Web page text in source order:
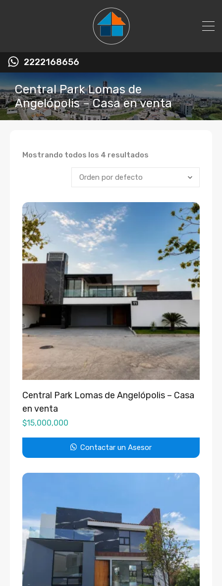
2222168656
Central Park Lomas de
Angelópolis – Casa en venta
Mostrando todos los 4 resultados
Central Park Lomas de Angelópolis – Casa
en venta
$15,000,000
Contactar un Asesor